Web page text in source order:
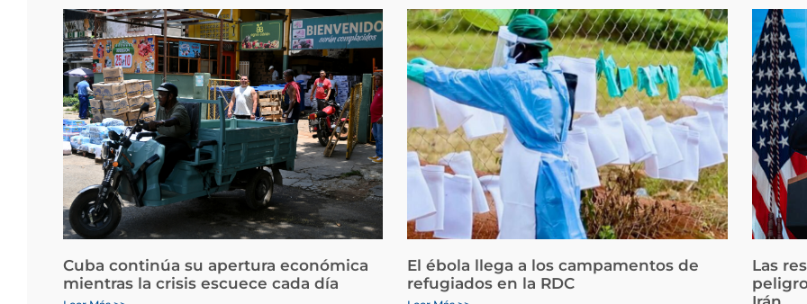
Cuba continúa su apertura económica
mientras la crisis escuece cada día
El ébola llega a los campamentos de
refugiados en la RDC
Las